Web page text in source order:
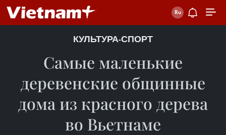
КУЛЬТУРА-СПОРТ
Самые маленькие
деревенские общинные
дома из красного дерева
во Вьетнаме